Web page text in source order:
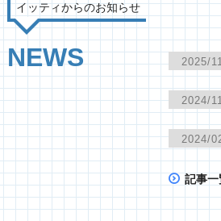
イッティからのお知らせ
NEWS 2025/
2024/
2024/
記事一